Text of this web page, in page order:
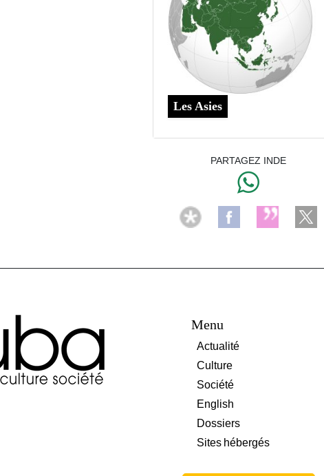
Les Asies
PARTAGEZ INDE
Menu
Actualité
Culture
Société
English
Dossiers
Sites hébergés